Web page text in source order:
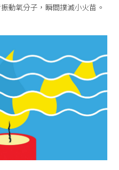
動氧分子，瞬間撲滅小火苗。